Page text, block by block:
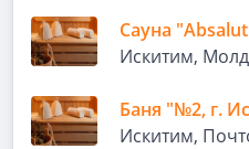
Сауна
Искитим,
Баня "№2, г.
Искитим,